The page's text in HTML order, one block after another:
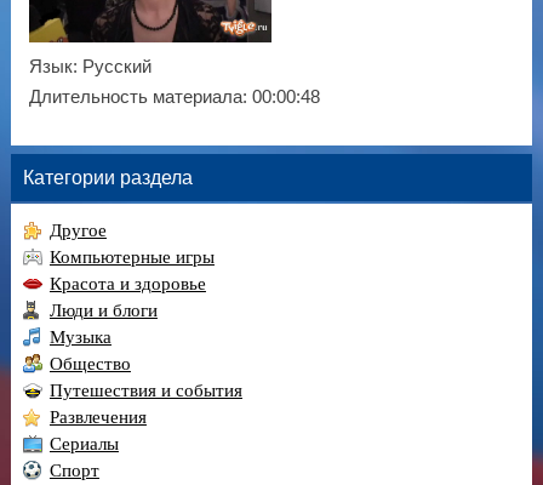
Язык: Русский
Длительность материала: 00:00:48
Категории раздела
Другое
Компьютерные игры
Красота и здоровье
Люди и блоги
Музыка
Общество
Путешествия и события
Развлечения
Сериалы
Спорт